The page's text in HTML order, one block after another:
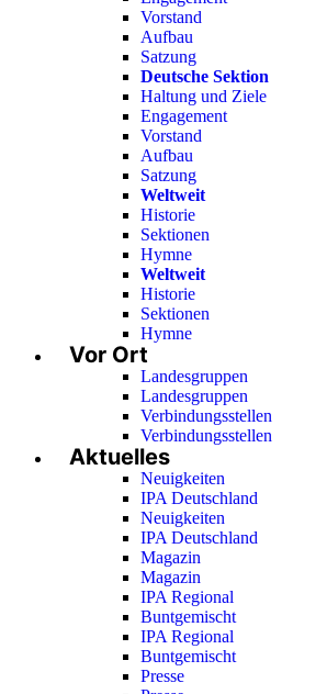
Vorstand
Aufbau
Satzung
Deutsche Sektion
Haltung und Ziele
Engagement
Vorstand
Aufbau
Satzung
Weltweit
Historie
Sektionen
Hymne
Weltweit
Historie
Sektionen
Hymne
Vor Ort
Landesgruppen
Landesgruppen
Verbindungsstellen
Verbindungsstellen
Aktuelles
Neuigkeiten
IPA Deutschland
Neuigkeiten
IPA Deutschland
Magazin
Magazin
IPA Regional
Buntgemischt
IPA Regional
Buntgemischt
Presse